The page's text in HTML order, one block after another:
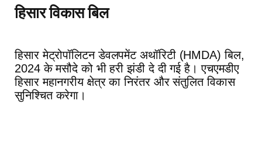
हिसार विकास बिल
हिसार मेट्रोपॉलिटन डेवलपमेंट अथॉरिटी (HMDA) बिल,
2024 के मसौदे को भी हरी झंडी दे दी गई है। एचएमडीए
हिसार महानगरीय क्षेत्र का निरंतर और संतुलित विकास
सुनिश्चित करेगा।